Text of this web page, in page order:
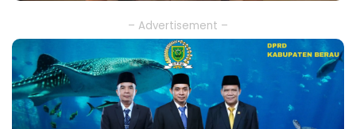
– Advertisement –